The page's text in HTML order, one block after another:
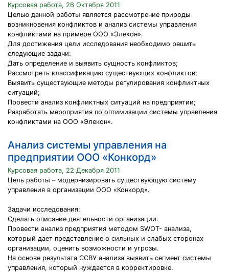
Курсовая работа, 26 Октября 2011
Целью данной работы является рассмотрение природы
возникновения конфликтов и анализ системы управления
конфликтами на примере ООО «Элекон».
Для достижения цели исследования необходимо решить
следующие задачи:
Дать определение и выявить сущность конфликтов;
Рассмотреть классификацию существующих конфликтов;
Выявить существующие методы регулирования конфликтных
ситуаций;
Провести анализ конфликтных ситуаций на предприятии;
Разработать мероприятия по оптимизации системы управления
конфликтами на ООО «Элекон».
Анализ системы управления на
предприятии ООО «Конкорд»
Курсовая работа, 22 Декабря 2011
Цель работы – модернизировать существующую систему
управления в организации ООО «Конкорд».
Задачи исследования:
Сделать описание деятельности организации.
Провести анализ предприятия методом SWOT- анализа,
который дает представление о сильных и слабых сторонах
организации, оценить возможности и угрозы.
На основе результата ССВУ анализа выявить сегмент системы
управления, который нуждается в корректировке.